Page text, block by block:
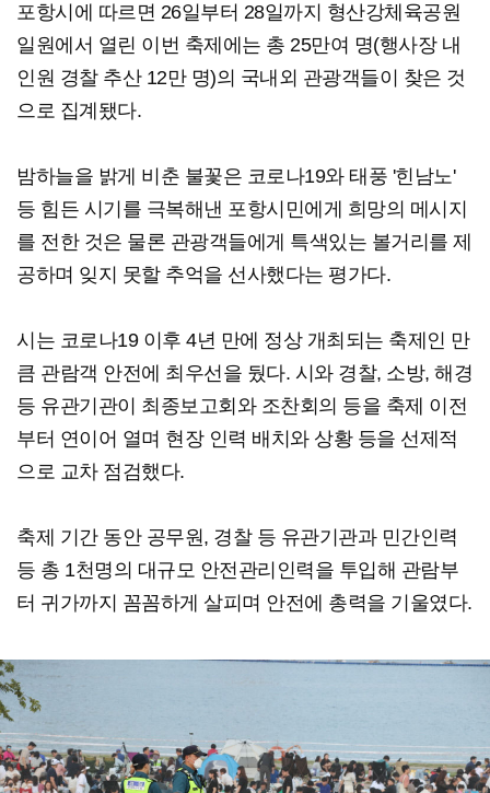
포항시에 따르면 26일부터 28일까지 형산강체육공원
일원에서 열린 이번 축제에는 총 25만여 명(행사장 내
인원 경찰 추산 12만 명)의 국내외 관광객들이 찾은 것
으로 집계됐다.
밤하늘을 밝게 비춘 불꽃은 코로나19와 태풍 '힌남노'
등 힘든 시기를 극복해낸 포항시민에게 희망의 메시지
를 전한 것은 물론 관광객들에게 특색있는 볼거리를 제
공하며 잊지 못할 추억을 선사했다는 평가다.
시는 코로나19 이후 4년 만에 정상 개최되는 축제인 만
큼 관람객 안전에 최우선을 뒀다. 시와 경찰, 소방, 해경
등 유관기관이 최종보고회와 조찬회의 등을 축제 이전
부터 연이어 열며 현장 인력 배치와 상황 등을 선제적
으로 교차 점검했다.
축제 기간 동안 공무원, 경찰 등 유관기관과 민간인력
등 총 1천명의 대규모 안전관리인력을 투입해 관람부
터 귀가까지 꼼꼼하게 살피며 안전에 총력을 기울였다.